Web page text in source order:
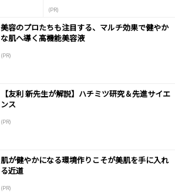
(PR)
美容のプロたちも注目する、マルチ効果で健やか
な肌へ導く高機能美容液
(PR)
【友利 新先生が解説】ハチミツ研究＆先進サイエ
ンス
(PR)
肌が健やかになる環境作りこそが美肌を手に入れ
る近道
(PR)